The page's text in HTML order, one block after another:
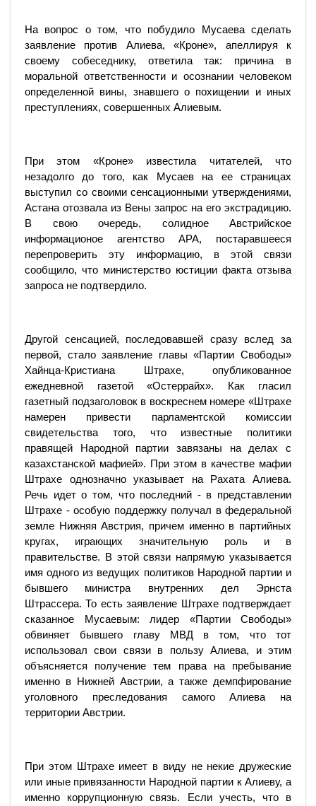
На вопрос о том, что побудило Мусаева сделать
заявление против Алиева, «Кроне», апеллируя к
своему собеседнику, ответила так: причина в
моральной ответственности и осознании человеком
определенной вины, знавшего о похищении и иных
преступлениях, совершенных Алиевым.
При этом «Кроне» известила читателей, что
незадолго до того, как Мусаев на ее страницах
выступил со своими сенсационными утверждениями,
Астана отозвала из Вены запрос на его экстрадицию.
В свою очередь, солидное Австрийское
информационое агентство АРА, постаравшееся
перепроверить эту информацию, в этой связи
сообщило, что министерство юстиции факта отзыва
запроса не подтвердило.
Другой сенсацией, последовавшей сразу вслед за
первой, стало заявление главы «Партии Свободы»
Хайнца-Кристиана Штрахе, опубликованное
ежедневной газетой «Остеррайх». Как гласил
газетный подзаголовок в воскреснем номере «Штрахе
намерен привести парламентской комиссии
свидетельства того, что известные политики
правящей Народной партии завязаны на делах с
казахстанской мафией». При этом в качестве мафии
Штрахе однозначно указывает на Рахата Алиева.
Речь идет о том, что последний - в представлении
Штрахе - особую поддержку получал в федеральной
земле Нижняя Австрия, причем именно в партийных
кругах, играющих значительную роль и в
правительстве. В этой связи напрямую указывается
имя одного из ведущих политиков Народной партии и
бывшего министра внутренних дел Эрнста
Штрассера. То есть заявление Штрахе подтверждает
сказанное Мусаевым: лидер «Партии Свободы»
обвиняет бывшего главу МВД в том, что тот
использовал свои связи в пользу Алиева, и этим
объясняется получение тем права на пребывание
именно в Нижней Австрии, а также демпфирование
уголовного преследования самого Алиева на
территории Австрии.
При этом Штрахе имеет в виду не некие дружеские
или иные привязанности Народной партии к Алиеву, а
именно коррупционную связь. Если учесть, что в